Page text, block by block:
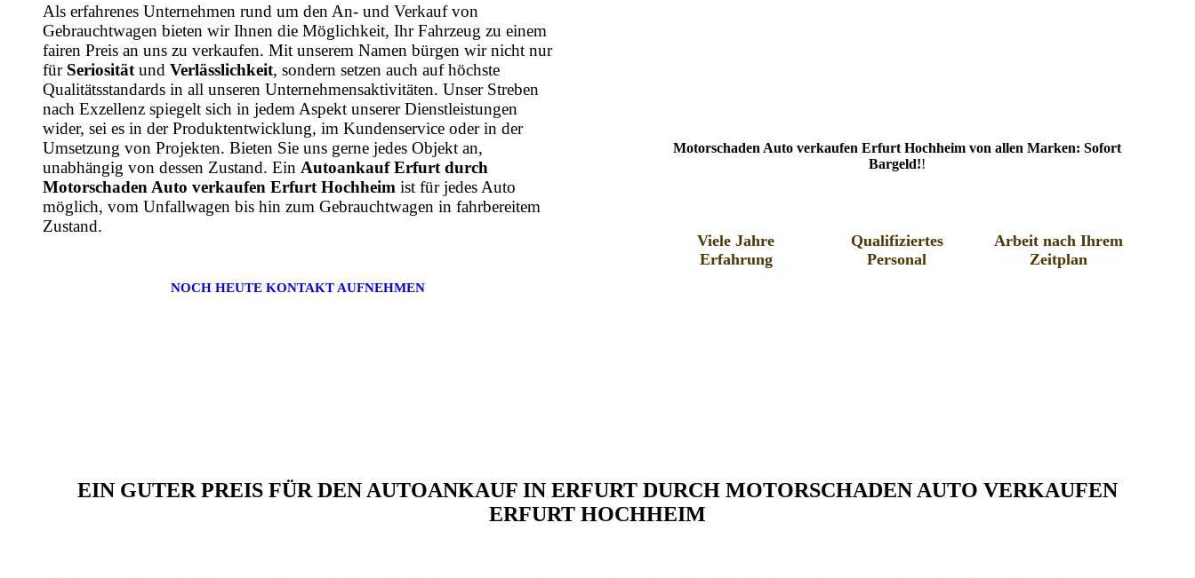
Als erfahrenes Unternehmen rund um den An- und Verkauf von
Gebrauchtwagen bieten wir Ihnen die Möglichkeit, Ihr Fahrzeug zu einem
fairen Preis an uns zu verkaufen. Mit unserem Namen bürgen wir nicht nur
für Seriosität und Verlässlichkeit, sondern setzen auch auf höchste
Qualitätsstandards in all unseren Unternehmensaktivitäten. Unser Streben
nach Exzellenz spiegelt sich in jedem Aspekt unserer Dienstleistungen
wider, sei es in der Produktentwicklung, im Kundenservice oder in der
Umsetzung von Projekten. Bieten Sie uns gerne jedes Objekt an,
unabhängig von dessen Zustand. Ein Autoankauf Erfurt durch
Motorschaden Auto verkaufen Erfurt Hochheim ist für jedes Auto
möglich, vom Unfallwagen bis hin zum Gebrauchtwagen in fahrbereitem
Zustand.
NOCH HEUTE KONTAKT AUFNEHMEN
Motorschaden Auto verkaufen Erfurt Hochheim von allen Marken: Sofort
Bargeld!!
Viele Jahre
Erfahrung
Qualifiziertes
Personal
Arbeit nach Ihrem
Zeitplan
EIN GUTER PREIS FÜR DEN AUTOANKAUF IN ERFURT DURCH MOTORSCHADEN AUTO VERKAUFEN
ERFURT HOCHHEIM